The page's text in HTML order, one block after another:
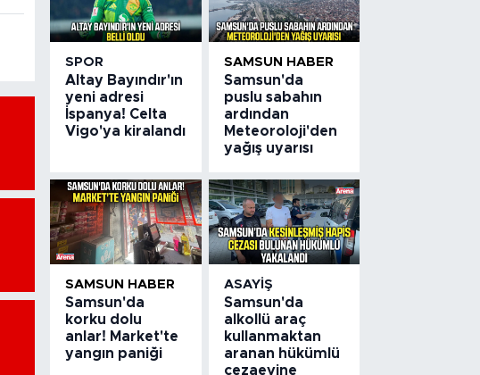
SPOR
Altay Bayındır'ın
yeni adresi
İspanya! Celta
Vigo'ya kiralandı
SAMSUN HABER
Samsun'da
puslu sabahın
ardından
Meteoroloji'den
yağış uyarısı
SAMSUN HABER
Samsun'da
korku dolu
anlar! Market'te
yangın paniği
ASAYIŞ
Samsun'da
alkollü araç
kullanmaktan
aranan hükümlü
cezaevine